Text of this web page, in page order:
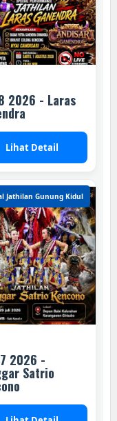
2026 - Laras
Lihat Detail
Jathilan Gunung Kidul
2026 -
Satrio